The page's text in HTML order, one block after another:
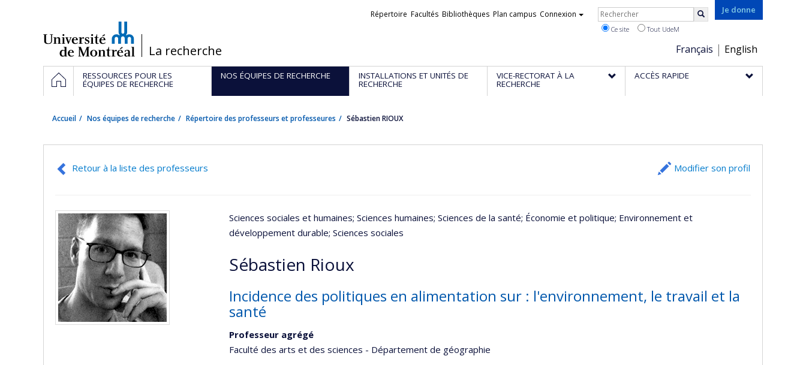
/La recherche
Je donne
Choix
de
la
Français English
Liens
Répertoire Facultés Bibliothèques Plan campus Connexion Rechercher
Ce site Tout UdeM
Navigation
principale
ACCUEILRESSOURCES POUR LES
ÉQUIPES DE RECHERCHE
NOS ÉQUIPES DE RECHERCHE INSTALLATIONS ET UNITÉS DE
RECHERCHE
VICE-RECTORAT À LA
RECHERCHE
ACCÈS RAPIDE
Accueil Nos équipes de recherche Répertoire des professeurs et professeures Sébastien RIOUX
Retour à la liste des professeurs Modifier son profil
Sciences sociales et humaines; Sciences humaines; Sciences de la santé; Économie et politique; Environnement et
développement durable; Sciences sociales
Sébastien Rioux
Incidence des politiques en alimentation sur : l'environnement, le travail et la
santé
Professeur agrégé
Faculté des arts et des sciences - Département de géographie